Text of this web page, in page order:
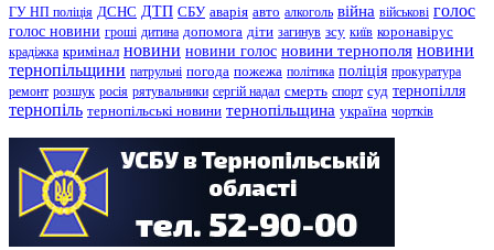
ГУ НП поліція ДСНС ДТП СБУ аварія авто алкоголь війна військові голос
голос новини гроші дитина допомога діти загинув зсу київ коронавірус
крадіжка кримінал новини новини голос новини тернополя новини
тернопільщини патрульні погода пожежа політика поліція прокуратура
ремонт розшук росія рятувальники сергій надал смерть спорт суд тернопілля
тернопіль тернопільські новини тернопільщина україна чортків